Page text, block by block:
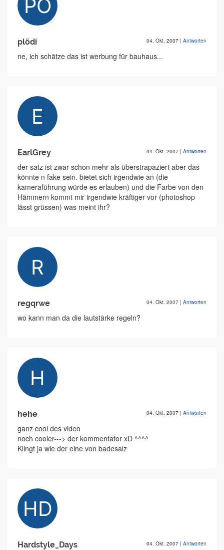
plödi 04. Okt. 2007 | Antworten
ne, ich schätze das ist werbung für bauhaus...
EarlGrey 04. Okt. 2007 | Antworten
der satz ist zwar schon mehr als überstrapaziert aber das
könnte n fake sein. bietet sich irgendwie an (die
kameraführung würde es erlauben) und die Farbe von den
Hämmern kommt mir irgendwie kräftiger vor (photoshop
lässt grüssen) was meint ihr?
regqrwe 04. Okt. 2007 | Antworten
wo kann man da die lautstärke regeln?
hehe 04. Okt. 2007 | Antworten
ganz cool des video
noch cooler---> der kommentator xD ^^^^
Klingt ja wie der eine von badesalz
Hardstyle_Days 04. Okt. 2007 | Antworten